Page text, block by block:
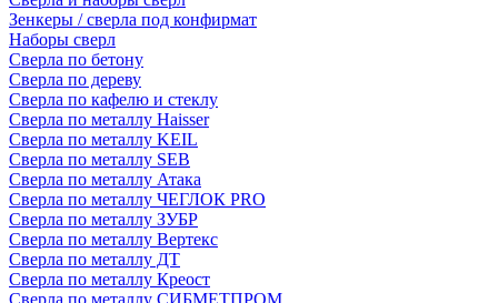
Зенкеры / сверла под конфирмат
Наборы сверл
Сверла по бетону
Сверла по дереву
Сверла по кафелю и стеклу
Сверла по металлу Haisser
Сверла по металлу KEIL
Сверла по металлу SEB
Сверла по металлу Атака
Сверла по металлу ЧЕГЛОК PRO
Сверла по металлу ЗУБР
Сверла по металлу Вертекс
Сверла по металлу ДТ
Сверла по металлу Креост
Сверла по металлу СИБМЕТПРОМ